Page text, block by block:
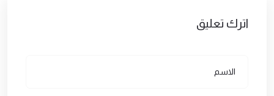
اترك تعليق